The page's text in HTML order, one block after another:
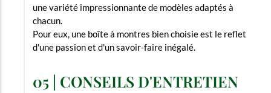
une variété impressionnante de modèles adaptés à
chacun.
Pour eux, une boîte à montres bien choisie est le reflet
d'une passion et d'un savoir-faire inégalé.
05 | CONSEILS D'ENTRETIEN